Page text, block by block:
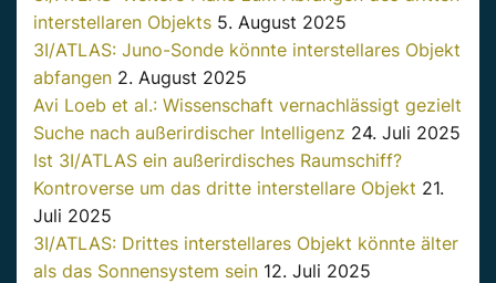
interstellaren Objekts 5. August 2025
3I/ATLAS: Juno-Sonde könnte interstellares Objekt
abfangen 2. August 2025
Avi Loeb et al.: Wissenschaft vernachlässigt gezielt
Suche nach außerirdischer Intelligenz 24. Juli 2025
Ist 3I/ATLAS ein außerirdisches Raumschiff?
Kontroverse um das dritte interstellare Objekt 21.
Juli 2025
3I/ATLAS: Drittes interstellares Objekt könnte älter
als das Sonnensystem sein 12. Juli 2025